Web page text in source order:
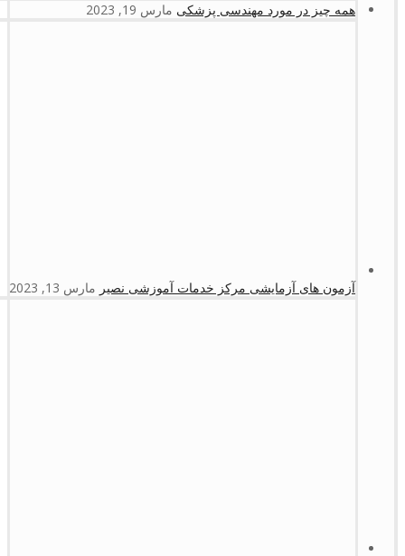
همه چیز در مورد مهندسی پزشکی مارس 19, 2023
آزمون های آزمایشی مرکز خدمات آموزشی نصیر مارس 13, 2023